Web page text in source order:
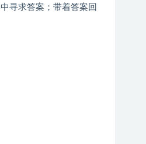
寻求答案；带着答案回